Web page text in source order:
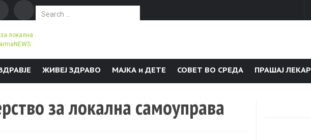
Search for:
ЖИВЕЈ ЗДРАВО МАЈКА и ДЕТЕ СОВЕТ ВО СРЕДА ПРАШАЈ ЛЕКАР
за локална самоуправа